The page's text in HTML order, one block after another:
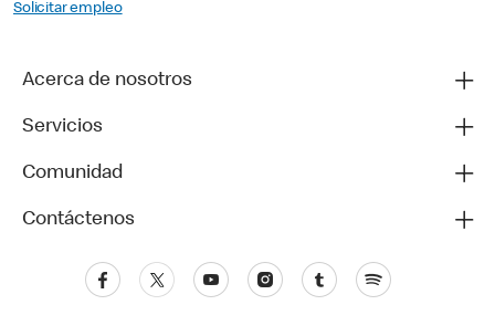
Solicitar empleo
Acerca de nosotros
Servicios
Comunidad
Contáctenos